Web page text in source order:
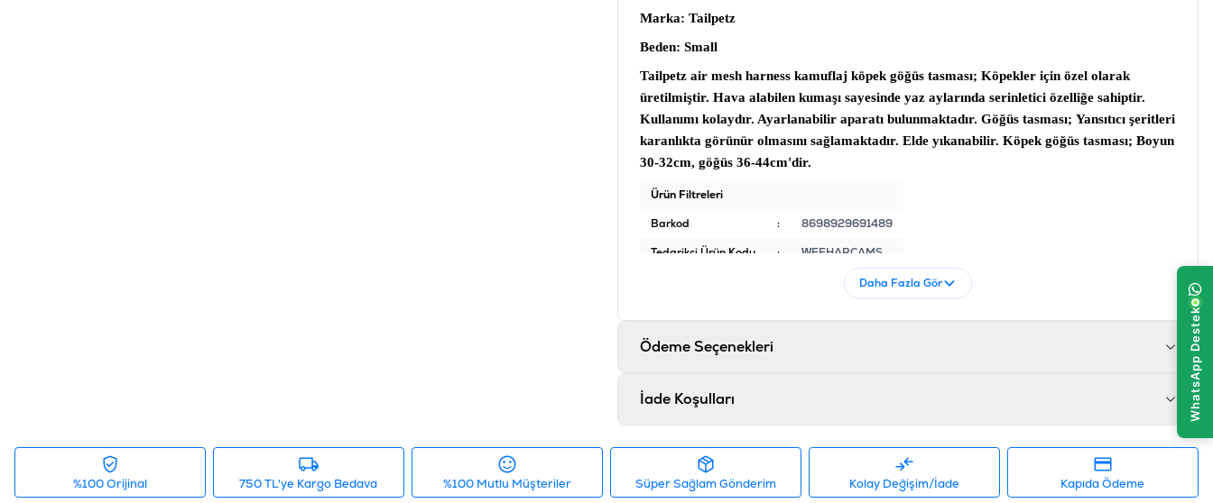
Marka: Tailpetz
Beden: Small
Tailpetz air mesh harness kamuflaj köpek göğüs tasması; Köpekler için özel olarak
üretilmiştir. Hava alabilen kumaşı sayesinde yaz aylarında serinletici özelliğe sahiptir.
Kullanımı kolaydır. Ayarlanabilir aparatı bulunmaktadır. Göğüs tasması; Yansıtıcı şeritleri
karanlıkta görünür olmasını sağlamaktadır. Elde yıkanabilir. Köpek göğüs tasması; Boyun
30-32cm, göğüs 36-44cm'dir.
Ürün Filtreleri
Barkod
:
8698929691489
Tedarikçi Ürün Kodu
: WEEHARCAMS
Daha Fazla Gör
Ödeme Seçenekleri
İade Koşulları
%100 Orijinal 750 TL'ye Kargo Bedava %100 Mutlu Müşteriler Süper Sağlam Gönderim Kolay Değişim/İade Kapıda Ödeme